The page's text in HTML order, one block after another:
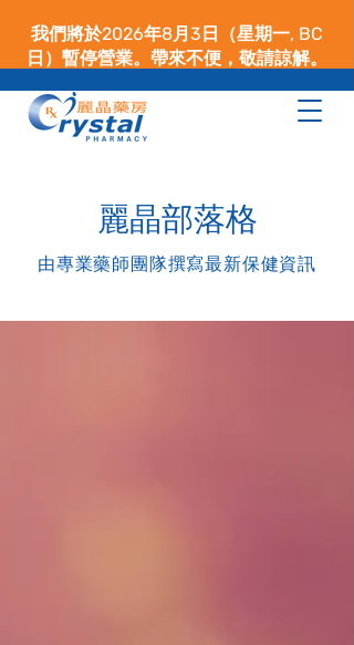
我們將於2026年8月3日（星期一, BC
日）暫停營業。帶來不便，敬請諒解。
​麗晶部落格
由專業藥師團隊撰寫最新保健資訊